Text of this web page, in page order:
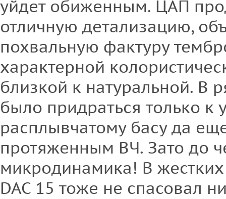
уйдет обиженным. ЦАП
отличную детализацию,
похвальную фактуру
характерной
близкой к натуральной. В
было придраться только к
расплывчатому басу да
протяженным ВЧ. Зато до
микродинамика! В
DAC 15 тоже не спасовал